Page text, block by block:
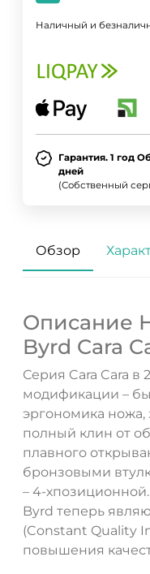
Наличный и
Гарантия. 1 год
дней
(Собственный
Обзор
Описание
Byrd Cara
Серия Cara Cara в
модификации –
эргономика ножа,
полный клин от
плавного
бронзовыми
– 4-
Byrd теперь
(Constant Quality
повышения